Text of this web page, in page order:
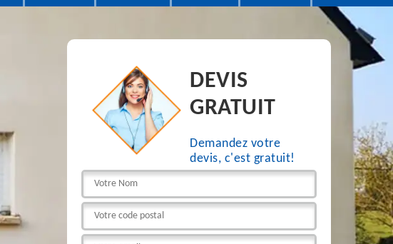
DEVIS
GRATUIT
Demandez votre
devis, c'est gratuit!